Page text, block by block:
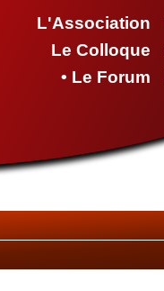
L'Association
Le Colloque
• Le Forum